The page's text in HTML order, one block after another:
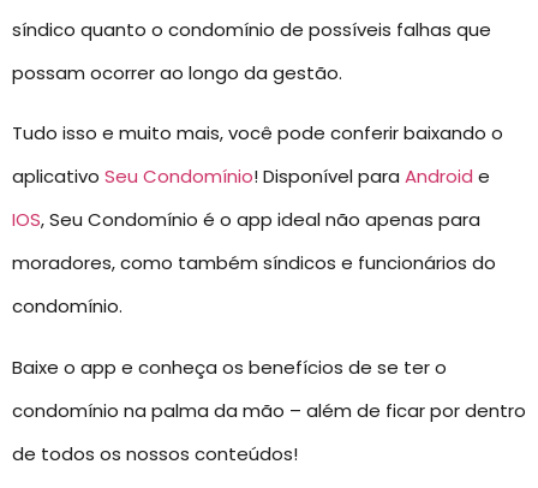
síndico quanto o condomínio de possíveis falhas que
possam ocorrer ao longo da gestão.
Tudo isso e muito mais, você pode conferir baixando o
aplicativo Seu Condomínio! Disponível para Android e
IOS, Seu Condomínio é o app ideal não apenas para
moradores, como também síndicos e funcionários do
condomínio.
Baixe o app e conheça os benefícios de se ter o
condomínio na palma da mão – além de ficar por dentro
de todos os nossos conteúdos!